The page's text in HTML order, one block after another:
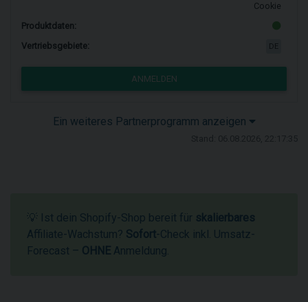
Cookie
Produktdaten:
Vertriebsgebiete:
ANMELDEN
Ein weiteres Partnerprogramm anzeigen
💡 Ist dein Shopify-Shop bereit für skalierbares
Affiliate-Wachstum? Sofort-Check inkl. Umsatz-
Forecast – OHNE Anmeldung.